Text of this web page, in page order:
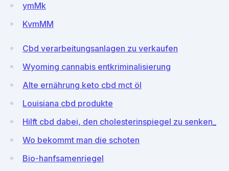
ymMk
KvmMM
Cbd verarbeitungsanlagen zu verkaufen
Wyoming cannabis entkriminalisierung
Alte ernährung keto cbd mct öl
Louisiana cbd produkte
Hilft cbd dabei, den cholesterinspiegel zu senken_
Wo bekommt man die schoten
Bio-hanfsamenriegel